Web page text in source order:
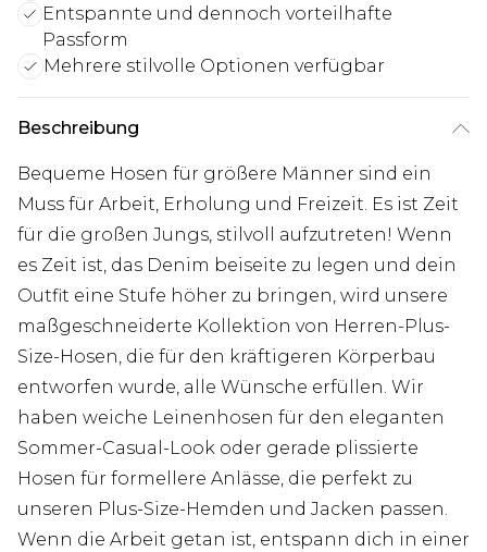
Entspannte und dennoch vorteilhafte
Passform
Mehrere stilvolle Optionen verfügbar
Beschreibung
Bequeme Hosen für größere Männer sind ein
Muss für Arbeit, Erholung und Freizeit. Es ist Zeit
für die großen Jungs, stilvoll aufzutreten! Wenn
es Zeit ist, das Denim beiseite zu legen und dein
Outfit eine Stufe höher zu bringen, wird unsere
maßgeschneiderte Kollektion von Herren-Plus-
Size-Hosen, die für den kräftigeren Körperbau
entworfen wurde, alle Wünsche erfüllen. Wir
haben weiche Leinenhosen für den eleganten
Sommer-Casual-Look oder gerade plissierte
Hosen für formellere Anlässe, die perfekt zu
unseren Plus-Size-Hemden und Jacken passen.
Wenn die Arbeit getan ist, entspann dich in einer